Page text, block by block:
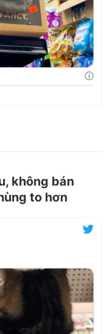
không bán
to hơn